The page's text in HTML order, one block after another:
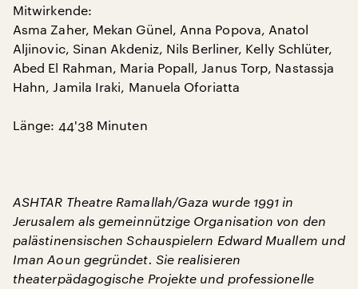
Mitwirkende:
Asma Zaher, Mekan Günel, Anna Popova, Anatol
Aljinovic, Sinan Akdeniz, Nils Berliner, Kelly Schlüter,
Abed El Rahman, Maria Popall, Janus Torp, Nastassja
Hahn, Jamila Iraki, Manuela Oforiatta
Länge: 44'38 Minuten
ASHTAR Theatre Ramallah/Gaza wurde 1991 in
Jerusalem als gemeinnützige Organisation von den
palästinensischen Schauspielern Edward Muallem und
Iman Aoun gegründet. Sie realisieren
theaterpädagogische Projekte und professionelle